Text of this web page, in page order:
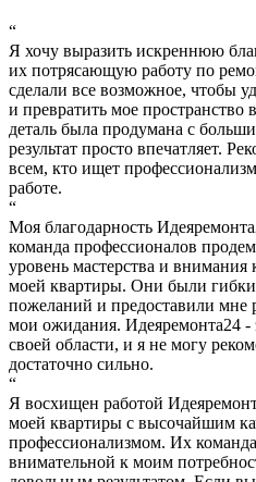
“
Я хочу выразить искреннюю
их потрясающую работу по
сделали все возможное, чтобы
и превратить мое
деталь была продумана с
результат просто впечатляет.
всем, кто ищет
работе.
“
Моя благодарность
команда профессионалов
уровень мастерства и внимания
моей квартиры. Они были
пожеланий и предоставили мне
мои ожидания. Идеяремонта24 -
своей области, и я не могу
достаточно сильно.
“
Я восхищен работой
моей квартиры с высочайшим
профессионализмом. Их
внимательной к моим